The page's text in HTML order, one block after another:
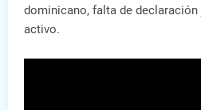
dominicano, falta de declaración
activo.